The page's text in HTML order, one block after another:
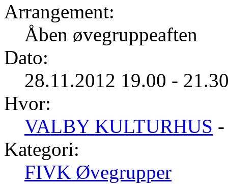
Arrangement:
Åben øvegruppeaften
Dato:
28.11.2012 19.00 -
Hvor:
VALBY KULTURHUS
Kategori:
FIVK Øvegrupper